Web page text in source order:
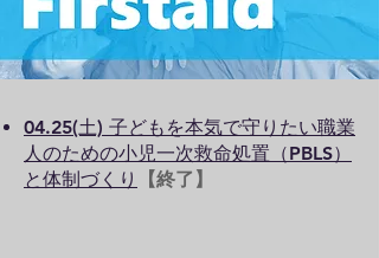
04.25(土) 子どもを本気で守りたい職業
人のための小児一次救命処置（PBLS）
と体制づくり
【終了】